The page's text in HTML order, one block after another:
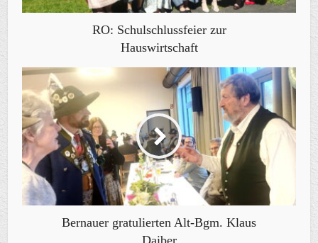
RO: Schulschlussfeier zur
Hauswirtschaft
Bernauer gratulierten Alt-Bgm. Klaus
Daiber